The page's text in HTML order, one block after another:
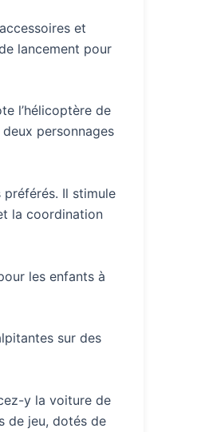
et
lancement pour
l’hélicoptère de
personnages
Il stimule
la coordination
les enfants à
sur des
y la voiture de
de jeu, dotés de